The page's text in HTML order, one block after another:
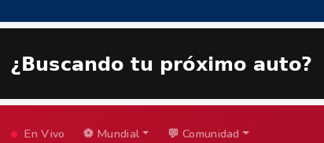
En Vivo ⚽ Mundial 💬 Comunidad